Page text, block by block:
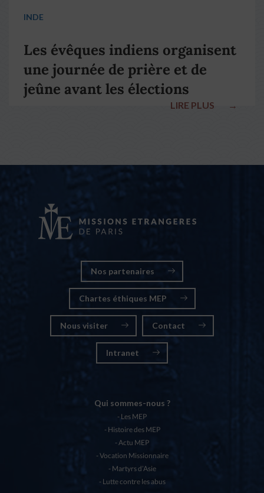
INDE
Les évêques indiens organisent
une journée de prière et de
jeûne avant les élections
LIRE PLUS →
Nos partenaires
Chartes éthiques MEP
Nous visiter Contact
Intranet
Qui sommes-nous ?
Les MEP
Histoire des MEP
Actu MEP
Vocation Missionnaire
Martyrs d’Asie
Lutte contre les abus